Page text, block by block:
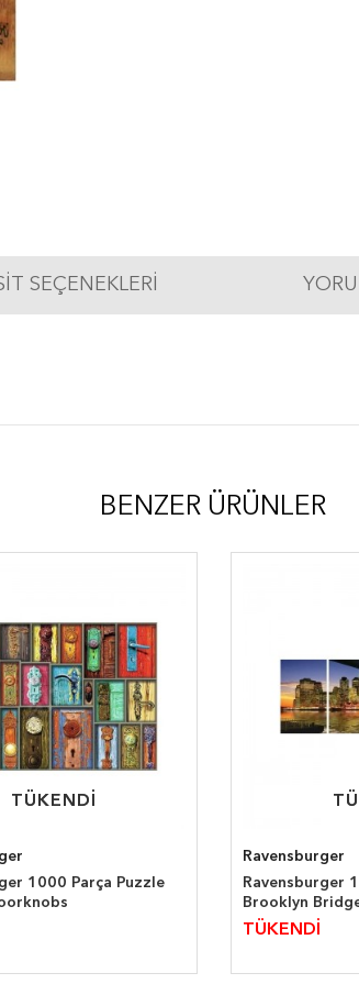
SEÇENEKLERI
BENZER ÜRÜNLER
TÜKENDİ
TÜKENDİ
1000 Parça Puzzle
Ravensburger
Ravensburger
Brooklyn
TÜKENDİ